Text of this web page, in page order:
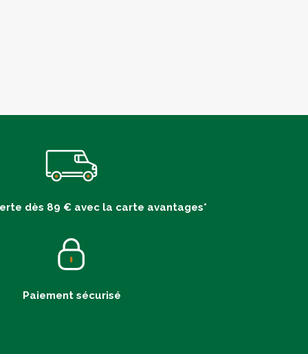
dès 89 € avec la carte avantages*
Paiement sécurisé